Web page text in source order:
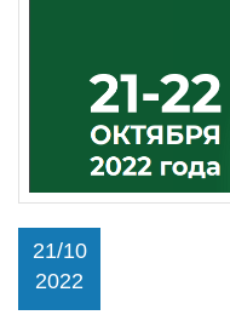
21/10
2022